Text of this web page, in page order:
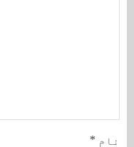
نام *